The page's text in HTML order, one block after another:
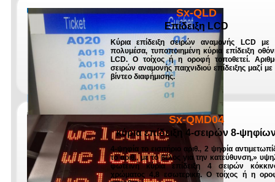
Sx-QLD
Επίδειξη LCD
Κύρια επίδειξη σειρών αναμονής LCD με
πολυμέσα, τυποποιημένη κύρια επίδειξη
LCD. Ο τοίχος ή η οροφή τοποθετεί.
σειρών αναμονής παιχνιδιού επίδειξης μαζί με
βίντεο διαφήμισης.
Sx-QMD04
κύρια επίδειξη 4-σειρών 8-
4-ψηφία το εισιτήριο αριθ., 2 ψηφία
το αριθ., με το βέλος για την κατεύθυνση,»
φωτεινή κύρια επίδειξη 4 σειρών
χρώματος 4,8 εσωτερική. Ο τοίχος ή η